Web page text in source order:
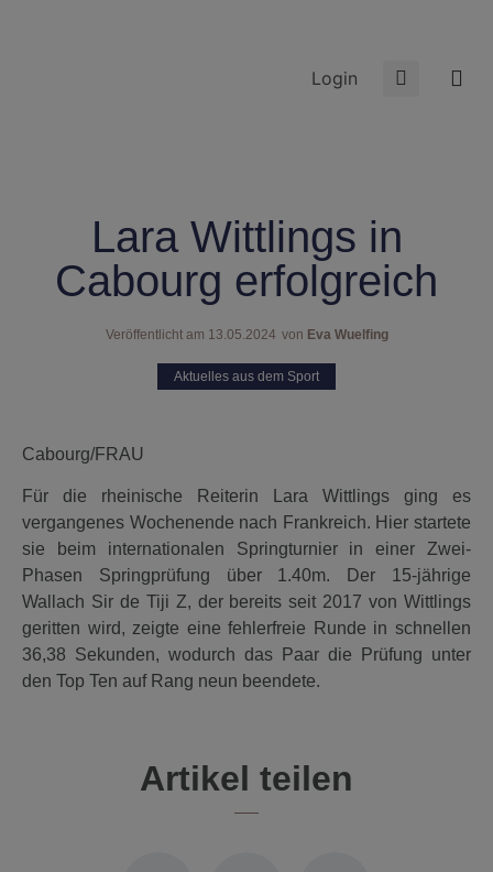
Login
Lara Wittlings in
Cabourg erfolgreich
Veröffentlicht am 13.05.2024 von Eva Wuelfing
Aktuelles aus dem Sport
Cabourg/FRAU
Für die rheinische Reiterin Lara Wittlings ging es
vergangenes Wochenende nach Frankreich. Hier startete
sie beim internationalen Springturnier in einer Zwei-
Phasen Springprüfung über 1.40m. Der 15-jährige
Wallach Sir de Tiji Z, der bereits seit 2017 von Wittlings
geritten wird, zeigte eine fehlerfreie Runde in schnellen
36,38 Sekunden, wodurch das Paar die Prüfung unter
den Top Ten auf Rang neun beendete.
Artikel teilen